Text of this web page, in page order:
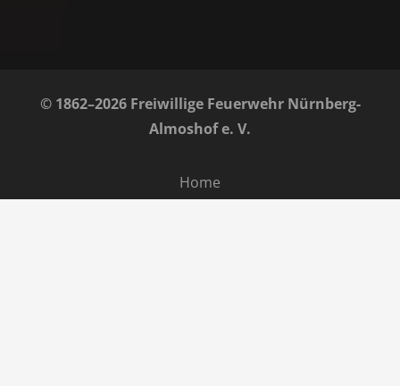
© 1862–2026 Freiwillige Feuerwehr Nürnberg-
Almoshof e. V.
Home